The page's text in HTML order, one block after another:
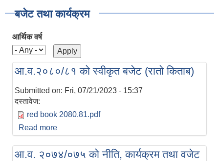
बजेट तथा कार्यक्रम
आर्थिक वर्ष
आ.व.२०८०/८१ को स्वीकृत बजेट (रातो किताब)
Submitted on: Fri, 07/21/2023 - 15:37
दस्तावेज:
red book 2080.81.pdf
Read more
आ.व. २०७४/०७५ को नीति, कार्यक्रम तथा वजेट